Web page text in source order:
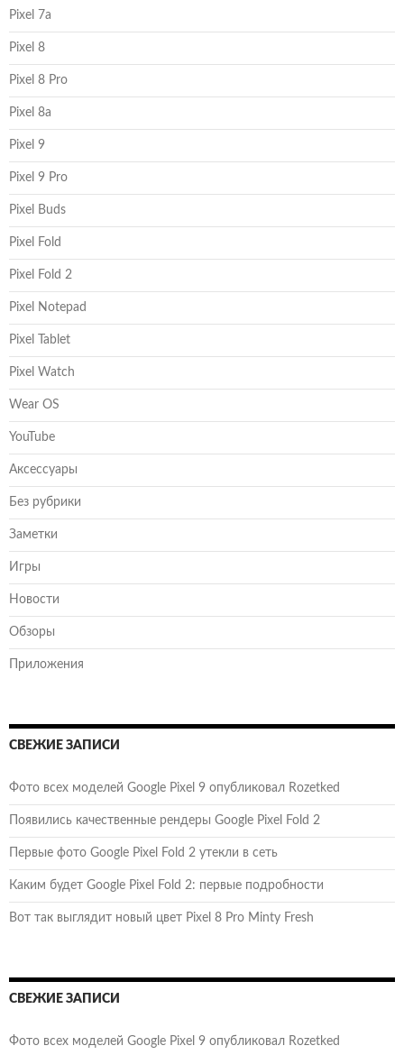
Pixel 7a
Pixel 8
Pixel 8 Pro
Pixel 8a
Pixel 9
Pixel 9 Pro
Pixel Buds
Pixel Fold
Pixel Fold 2
Pixel Notepad
Pixel Tablet
Pixel Watch
Wear OS
YouTube
Аксессуары
Без рубрики
Заметки
Игры
Новости
Обзоры
Приложения
СВЕЖИЕ ЗАПИСИ
Фото всех моделей Google Pixel 9 опубликовал Rozetked
Появились качественные рендеры Google Pixel Fold 2
Первые фото Google Pixel Fold 2 утекли в сеть
Каким будет Google Pixel Fold 2: первые подробности
Вот так выглядит новый цвет Pixel 8 Pro Minty Fresh
СВЕЖИЕ ЗАПИСИ
Фото всех моделей Google Pixel 9 опубликовал Rozetked